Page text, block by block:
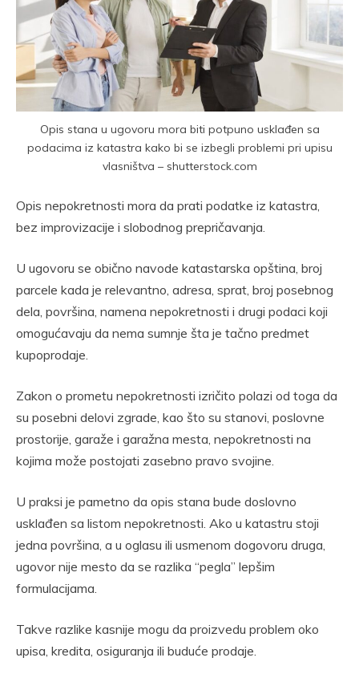
Opis stana u ugovoru mora biti potpuno usklađen sa
podacima iz katastra kako bi se izbegli problemi pri upisu
vlasništva – shutterstock.com
Opis nepokretnosti mora da prati podatke iz katastra,
bez improvizacije i slobodnog prepričavanja.
U ugovoru se obično navode katastarska opština, broj
parcele kada je relevantno, adresa, sprat, broj posebnog
dela, površina, namena nepokretnosti i drugi podaci koji
omogućavaju da nema sumnje šta je tačno predmet
kupoprodaje.
Zakon o prometu nepokretnosti izričito polazi od toga da
su posebni delovi zgrade, kao što su stanovi, poslovne
prostorije, garaže i garažna mesta, nepokretnosti na
kojima može postojati zasebno pravo svojine.
U praksi je pametno da opis stana bude doslovno
usklađen sa listom nepokretnosti. Ako u katastru stoji
jedna površina, a u oglasu ili usmenom dogovoru druga,
ugovor nije mesto da se razlika “pegla” lepšim
formulacijama.
Takve razlike kasnije mogu da proizvedu problem oko
upisa, kredita, osiguranja ili buduće prodaje.